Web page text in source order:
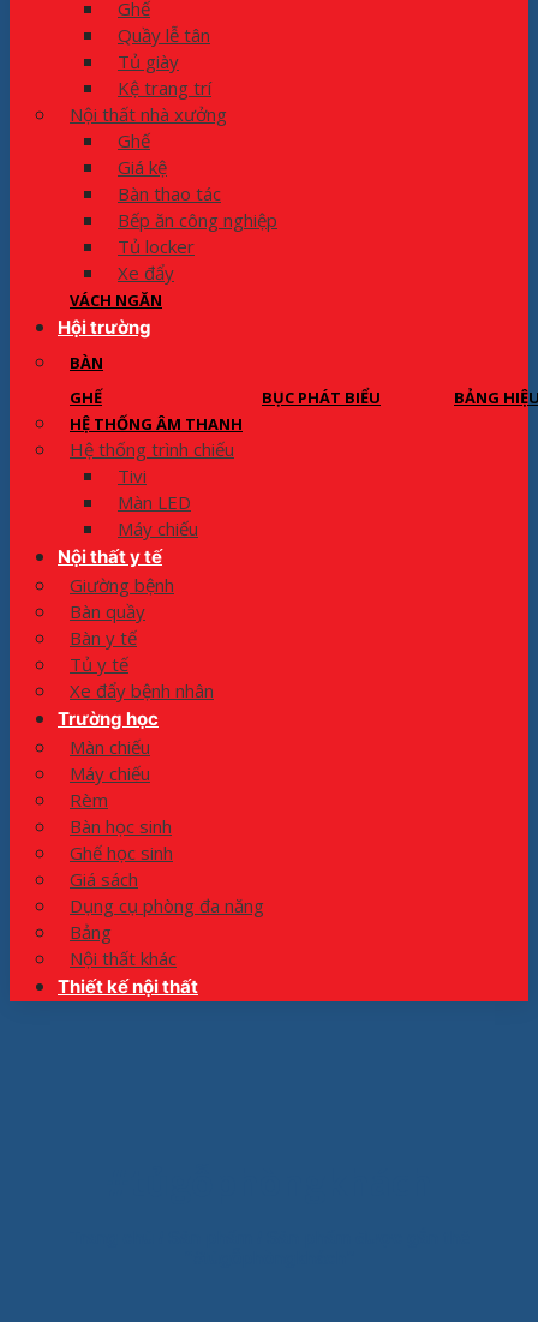
Ghế
Quầy lễ tân
Tủ giày
Kệ trang trí
Nội thất nhà xưởng
Ghế
Giá kệ
Bàn thao tác
Bếp ăn công nghiệp
Tủ locker
Xe đẩy
VÁCH NGĂN
Hội trường
BÀN
GHẾ
BỤC PHÁT BIỂU
BẢNG
HỆ THỐNG ÂM THANH
Hệ thống trình chiếu
Tivi
Màn LED
Máy chiếu
Nội thất y tế
Giường bệnh
Bàn quầy
Bàn y tế
Tủ y tế
Xe đẩy bệnh nhân
Trường học
Màn chiếu
Máy chiếu
Rèm
Bàn học sinh
Ghế học sinh
Giá sách
Dụng cụ phòng đa năng
Bảng
Nội thất khác
Thiết kế nội thất